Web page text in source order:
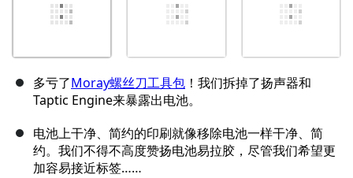
多亏了Moray螺丝刀工具包 ！我们拆掉了扬声器和
Taptic Engine来暴露出电池。
电池上干净、简约的印刷就像移除电池一样干净、简
约。我们不得不高度赞扬电池易拉胶，尽管我们希望更
加容易接近标签……